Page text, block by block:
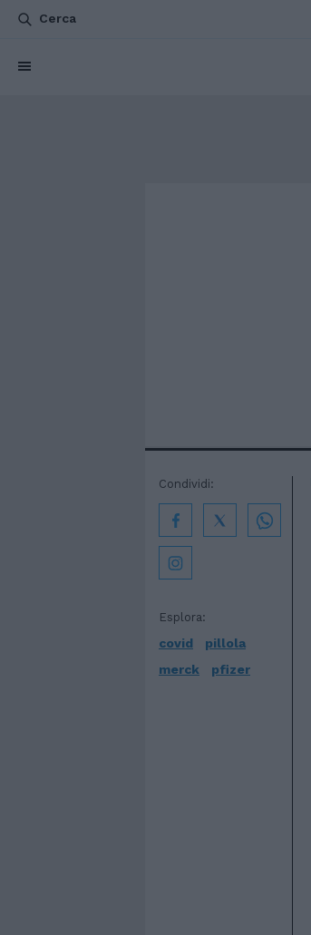
Cerca
Esplora:
covid
pillola
merck
pfizer
Condividi: